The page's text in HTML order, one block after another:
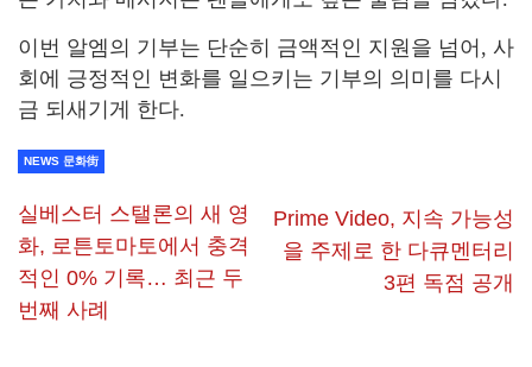
이번 알엠의 기부는 단순히 금액적인 지원을 넘어, 사
회에 긍정적인 변화를 일으키는 기부의 의미를 다시
금 되새기게 한다.
NEWS 문화街
실베스터 스탤론의 새 영
화, 로튼토마토에서 충격
적인 0% 기록… 최근 두
번째 사례
Prime Video, 지속 가능성
을 주제로 한 다큐멘터리
3편 독점 공개